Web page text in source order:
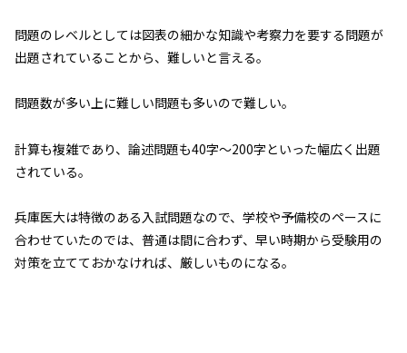
問題のレベルとしては図表の細かな知識や考察力を要する問題が
出題されていることから、難しいと言える。
問題数が多い上に難しい問題も多いので難しい。
計算も複雑であり、論述問題も40字～200字といった幅広く出題
されている。
兵庫医大は特徴のある入試問題なので、学校や予備校のペースに
合わせていたのでは、普通は間に合わず、早い時期から受験用の
対策を立てておかなければ、厳しいものになる。